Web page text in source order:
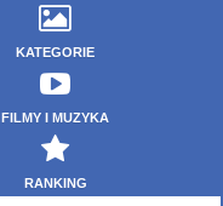
KATEGORIE
FILMY I MUZYKA
RANKING